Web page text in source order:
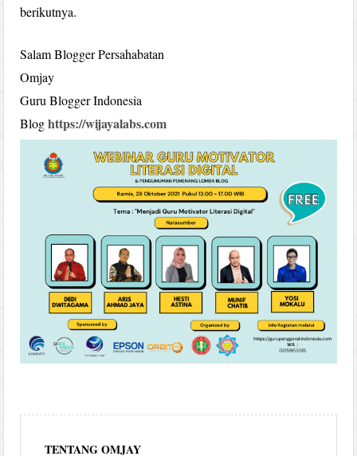
berikutnya.
Salam Blogger Persahabatan
Omjay
Guru Blogger Indonesia
Bloghttps://wijayalabs.com
TENTANG OMJAY